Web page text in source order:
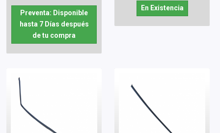
Preventa: Disponible
hasta 7 Días después
de tu compra
En Existencia